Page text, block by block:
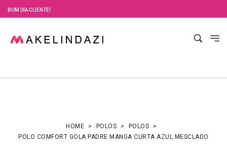
BOM DIA CLIENTE!
HOME POLOS
POLOS
POLO COMFORT GOLA PADRE MANGA CURTA AZUL MESCLADO